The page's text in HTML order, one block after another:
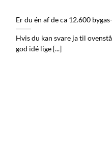
Er du én af de ca 12.600
Hvis du kan svare ja til
god idé lige [...]